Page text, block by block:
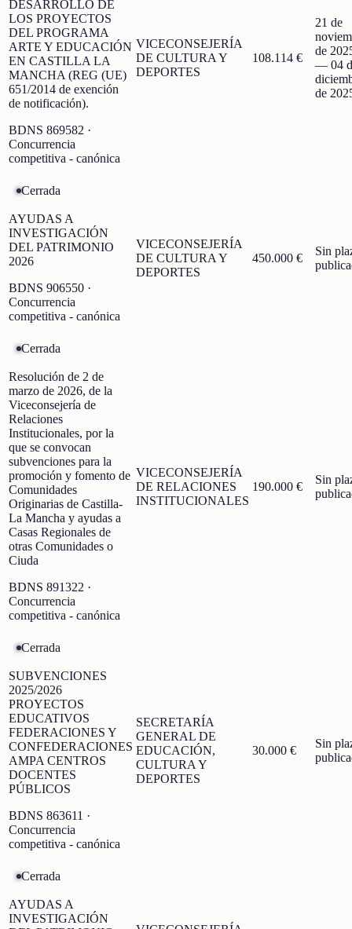
DESARROLLO DE
LOS PROYECTOS
DEL PROGRAMA
ARTE Y EDUCACIÓN
EN CASTILLA LA
MANCHA (REG (UE)
651/2014 de exención
de notificación).
BDNS 869582 ·
Concurrencia
competitiva - canónica
VICECONSEJERÍA
DE CULTURA Y
DEPORTES
108.114 €
21 de
de
— 04
de
Cerrada
AYUDAS A
INVESTIGACIÓN
DEL PATRIMONIO
2026
BDNS 906550 ·
Concurrencia
competitiva - canónica
VICECONSEJERÍA
DE CULTURA Y
DEPORTES
450.000 €
Sin
Cerrada
Resolución de 2 de
marzo de 2026, de la
Viceconsejería de
Relaciones
Institucionales, por la
que se convocan
subvenciones para la
promoción y fomento de
Comunidades
Originarias de Castilla-
La Mancha y ayudas a
Casas Regionales de
otras Comunidades o
Ciuda
BDNS 891322 ·
Concurrencia
competitiva - canónica
VICECONSEJERÍA
DE RELACIONES
INSTITUCIONALES
190.000 €
Sin
Cerrada
SUBVENCIONES
2025/2026
PROYECTOS
EDUCATIVOS
FEDERACIONES Y
CONFEDERACIONES
AMPA CENTROS
DOCENTES
PÚBLICOS
BDNS 863611 ·
Concurrencia
competitiva - canónica
SECRETARÍA
GENERAL DE
EDUCACIÓN,
CULTURA Y
DEPORTES
30.000 €
Sin
Cerrada
AYUDAS A
INVESTIGACIÓN